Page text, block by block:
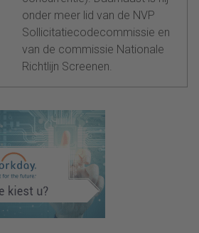
onder meer lid van de NVP
Sollicitatiecodecommissie en
van de commissie Nationale
Richtlijn Screenen.